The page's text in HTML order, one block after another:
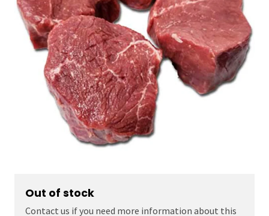
Out of stock
Contact us if you need more information about this